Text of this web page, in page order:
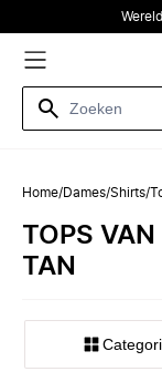
Home/Dames/Shirts/
TOPS
TAN